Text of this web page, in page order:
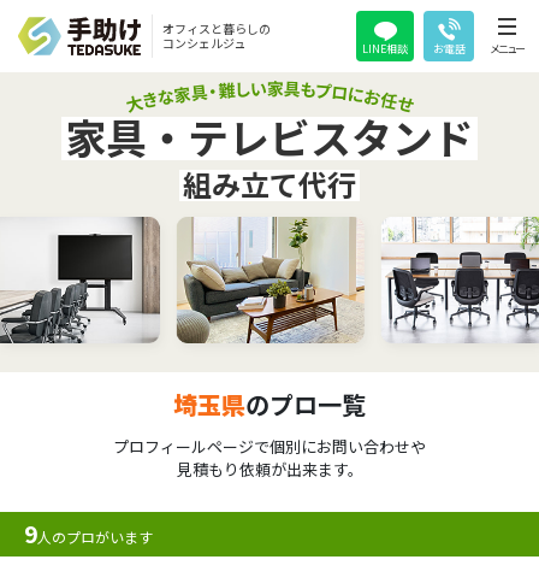
オフィスと暮らしの
コンシェルジュ
LINE相談 お電話 メニュー
家具・テレビスタンド
組み立て代行
埼玉県のプロ一覧
プロフィールページで個別にお問い合わせや
見積もり依頼が出来ます。
9人のプロがいます